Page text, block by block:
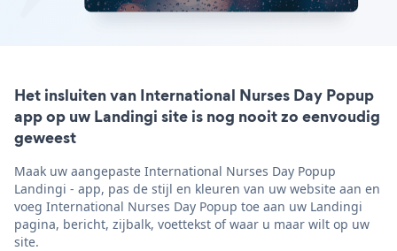
Het insluiten van International Nurses Day Popup
app op uw Landingi site is nog nooit zo eenvoudig
geweest
Maak uw aangepaste International Nurses Day Popup
Landingi - app, pas de stijl en kleuren van uw website aan en
voeg International Nurses Day Popup toe aan uw Landingi
pagina, bericht, zijbalk, voettekst of waar u maar wilt op uw
site.